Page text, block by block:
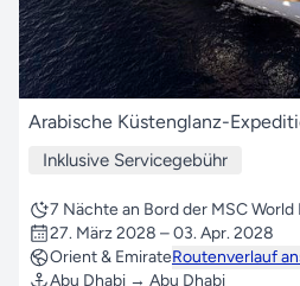
Arabische Küstenglanz-
Inklusive Servicegebühr
7 Nächte an Bord der MSC World
27. März 2028 – 03. Apr. 2028
Orient & EmirateRoutenverlauf
Abu Dhabi → Abu Dhabi